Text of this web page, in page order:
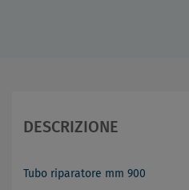
DESCRIZIONE
Tubo riparatore mm 900